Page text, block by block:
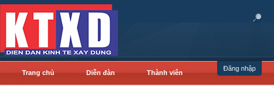
Đăng nhập
Trang chủ Diễn đàn Thành viên